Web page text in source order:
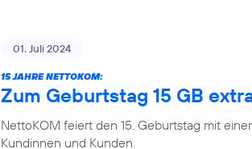
01. Juli 2024
15 JAHRE NETTOKOM:
Zum Geburtstag 15 GB
NettoKOM feiert den 15. Geburtstag mit
Kundinnen und Kunden.